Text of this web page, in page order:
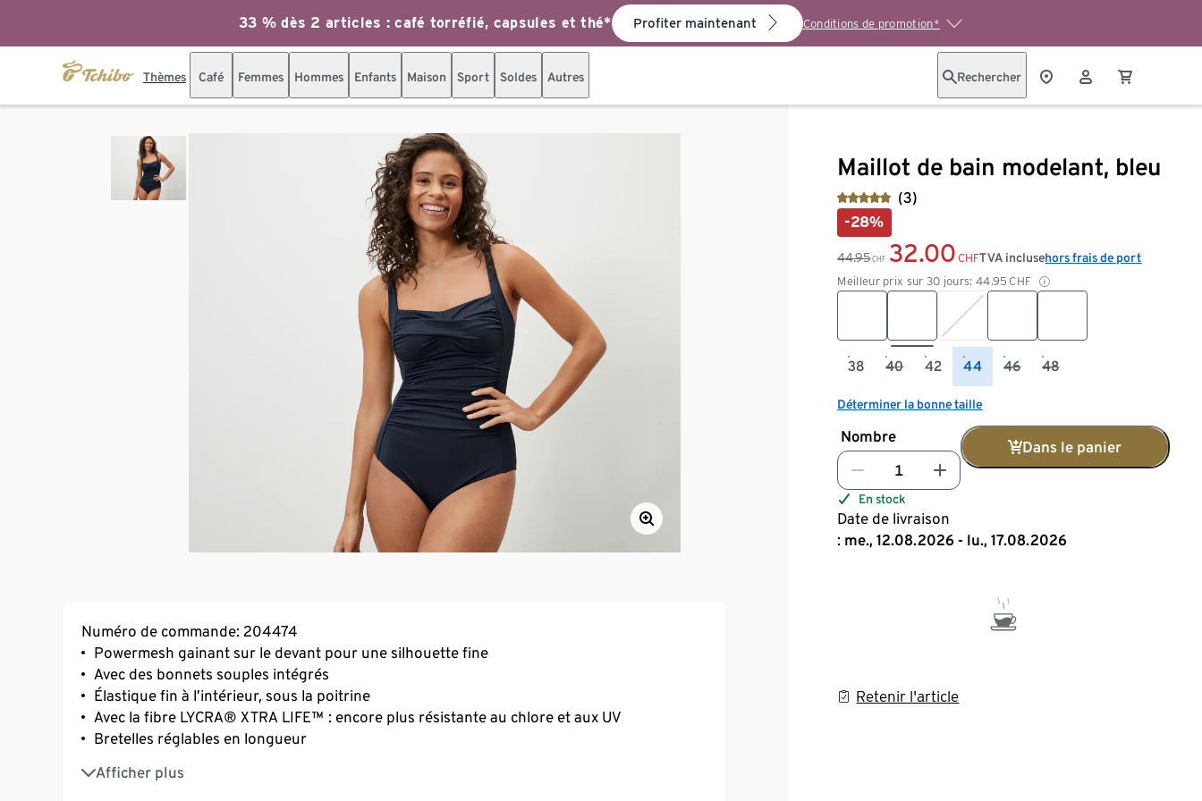
33 % dès 2 articles : café torréfié, capsules et thé* Profiter maintenant Conditions de promotion*
Thèmes Café Femmes Hommes Enfants Maison Sport Soldes Autres Rechercher
Maillot de bain modelant, bleu
(3)
-28%
44.95 CHF 32.00 CHF
Meilleur prix sur 30 jours: 44.95 CHF
TVA inclusehors frais de port
38 40 42 44 46 48
Déterminer la bonne taille
Nombre
Dans le panier
En stock
Date de livraison
: me., 12.08.2026 - lu., 17.08.2026
Retenir l'article
Numéro de commande: 204474
Powermesh gainant sur le devant pour une silhouette fine
Avec des bonnets souples intégrés
Élastique fin à l’intérieur, sous la poitrine
Avec la fibre LYCRA® XTRA LIFE™ : encore plus résistante au chlore et aux UV
Bretelles réglables en longueur
Afficher plus
Taille 38 : nous recommandons 70–80 bonnet B
Tailles 40 et 42 : nous recommandons 75–85 bonnet B–C